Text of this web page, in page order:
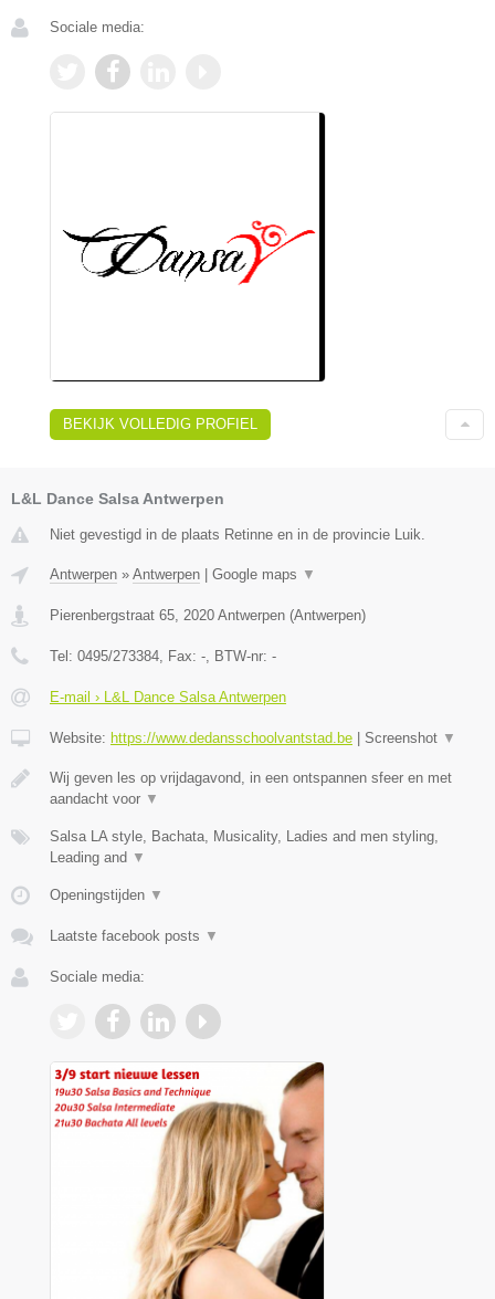
Sociale media:
BEKIJK VOLLEDIG PROFIEL
L&L Dance Salsa Antwerpen
Niet gevestigd in de plaats Retinne en in de provincie Luik.
Antwerpen » Antwerpen | Google maps ▼
Pierenbergstraat 65 2020 Antwerpen (Antwerpen)
Tel: 0495/273384 , Fax: - , BTW-nr: -
E-mail › L&L Dance Salsa Antwerpen
Website: https://www.dedansschoolvantstad.be | Screenshot ▼
Wij geven les op vrijdagavond, in een ontspannen sfeer en met
aandacht voor ▼
Salsa LA style, Bachata, Musicality, Ladies and men styling,
Leading and ▼
Openingstijden ▼
Laatste facebook posts ▼
Sociale media: